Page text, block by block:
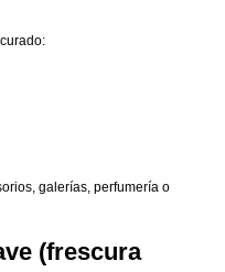
galerías, perfumería o
(frescura